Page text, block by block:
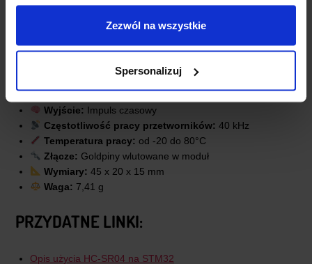
Zezwól na wszystkie
Spersonalizuj
SPECYFIKACJA TECHNICZNA
Napięcie zasilania:5 V
Zakres pomiarowy:
2 ÷ 200 cm
Kąt widzenia:około 15°
Wyjście: Impuls czasowy
Częstotliwość pracy przetworników: 40 kHz
Temperatura pracy: od -20 do 80°C
Złącze: Goldpiny wlutowane w moduł
Wymiary: 45 x 20 x 15 mm
Waga: 7,41 g
PRZYDATNE LINKI:
Opis użycia HC-SR04 na STM32